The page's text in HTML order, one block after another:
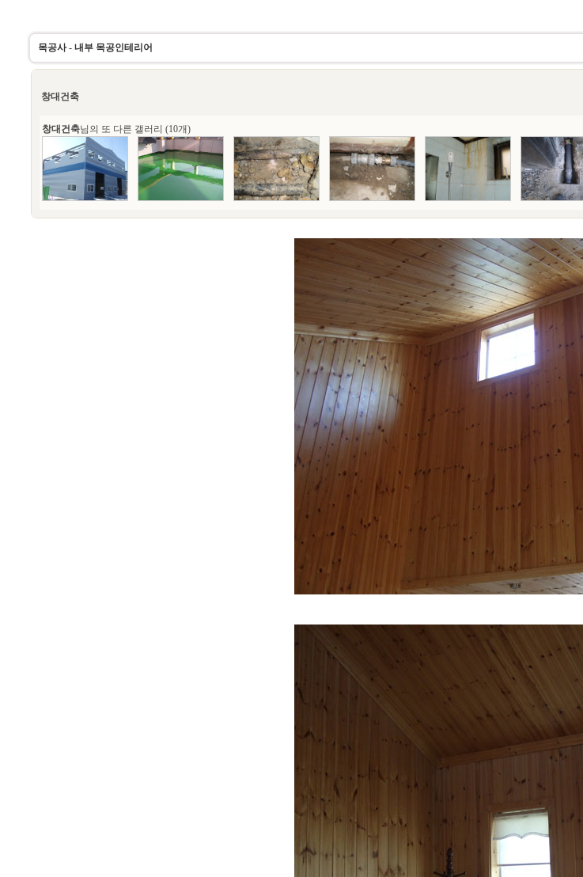
목공사 - 내부 목공인테리어
창대건축
창대건축님의 또 다른 갤러리 (10개)